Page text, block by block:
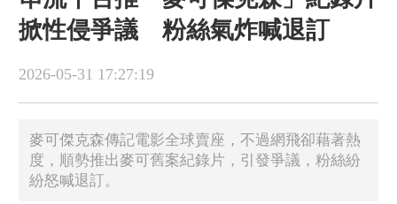
掀性侵爭議 粉絲氣炸喊退訂
2026-05-31 17:27:19
麥可傑克森傳記電影全球賣座，不過網飛卻藉著熱
度，順勢推出麥可舊案紀錄片，引發爭議，粉絲紛
紛怒喊退訂。